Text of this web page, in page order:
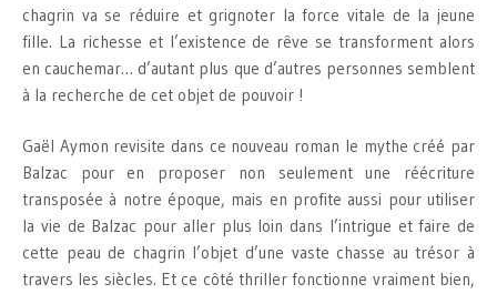
chagrin va se réduire et grignoter la force vitale de la jeune
fille. La richesse et l’existence de rêve se transforment alors
en cauchemar… d’autant plus que d’autres personnes semblent
à la recherche de cet objet de pouvoir !
Gaël Aymon revisite dans ce nouveau roman le mythe créé par
Balzac pour en proposer non seulement une réécriture
transposée à notre époque, mais en profite aussi pour utiliser
la vie de Balzac pour aller plus loin dans l’intrigue et faire de
cette peau de chagrin l’objet d’une vaste chasse au trésor à
travers les siècles. Et ce côté thriller fonctionne vraiment bien,